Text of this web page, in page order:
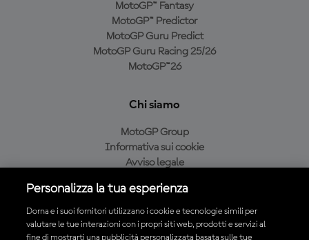
MotoGP™ Fantasy
MotoGP™ Predictor
MotoGP Guru Predict
MotoGP Guru Racing 25/26
MotoGP™26
Chi siamo
MotoGP Group
Informativa sui cookie
Avviso legale
Condizioni di acquisto
Personalizza la tua esperienza
Dorna e i suoi fornitori utilizzano i cookie e tecnologie simili per
valutare le tue interazioni con i propri siti web, prodotti e servizi al
fine di mostrarti una pubblicità personalizzata basata sulle tue